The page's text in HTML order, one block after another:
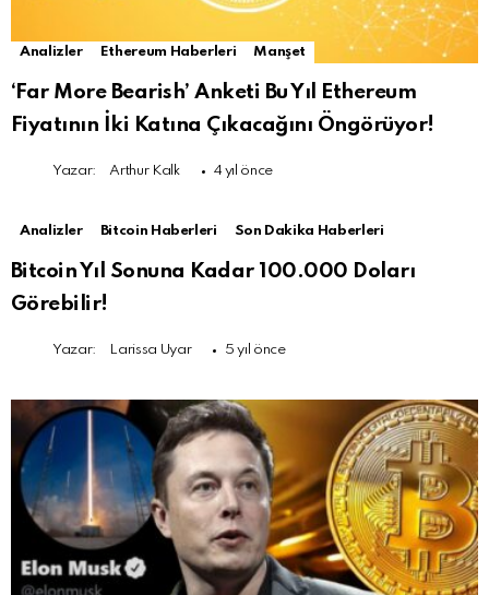
Analizler Ethereum Haberleri Manşet
‘Far More Bearish’ Anketi Bu Yıl Ethereum
Fiyatının İki Katına Çıkacağını Öngörüyor!
Yazar: Arthur Kalk 4 yıl önce
Analizler Bitcoin Haberleri Son Dakika Haberleri
Bitcoin Yıl Sonuna Kadar 100.000 Doları
Görebilir!
Yazar: Larissa Uyar 5 yıl önce